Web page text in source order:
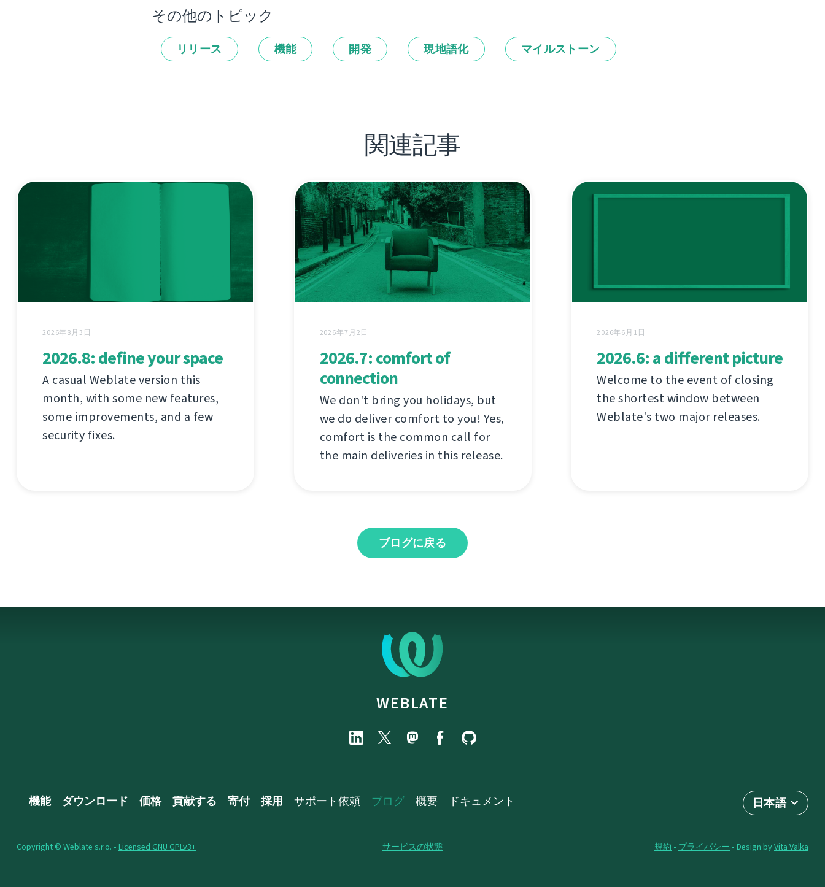
その他のトピック
リリース 機能 開発 現地語化 マイルストーン
関連記事
2026年8月3日
2026.8: define your space
A casual Weblate version this
month, with some new features,
some improvements, and a few
security fixes.
2026年7月2日
2026.7: comfort of
connection
We don't bring you holidays, but
we do deliver comfort to you! Yes,
comfort is the common call for
the main deliveries in this release.
2026年6月1日
2026.6: a different picture
Welcome to the event of closing
the shortest window between
Weblate's two major releases.
ブログに戻る
WEBLATE
日本語
機能 ダウンロード 価格 貢献する 寄付 採用 サポート依頼 ブログ 概要 ドキュメント
サービスの状態
Copyright © Weblate s.r.o. • Licensed GNU GPLv3+ 規約 • プライバシー • Design byVita Valka